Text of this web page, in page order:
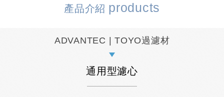
產品介紹 products
ADVANTEC | TOYO過濾材
通用型濾心